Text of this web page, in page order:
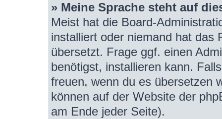
» Meine Sprache steht auf
Meist hat die Board-
installiert oder niemand hat das
übersetzt. Frage ggf. einen
benötigst, installieren kann.
freuen, wenn du es übersetzen
können auf der Website der
am Ende jeder Seite).